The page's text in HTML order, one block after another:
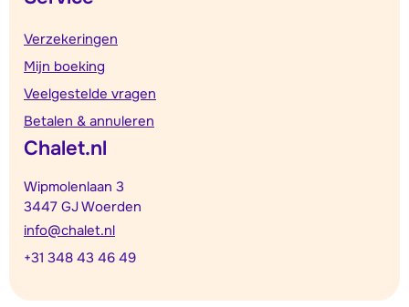
Verzekeringen
Mijn boeking
Veelgestelde vragen
Betalen & annuleren
Chalet.nl
Wipmolenlaan 3
3447 GJ Woerden
info@chalet.nl
+31 348 43 46 49